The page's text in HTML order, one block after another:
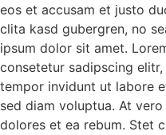
eos et accusam et justo
clita kasd gubergren, no
ipsum dolor sit amet.
consetetur sadipscing
tempor invidunt ut labore
sed diam voluptua. At
dolores et ea rebum. Stet